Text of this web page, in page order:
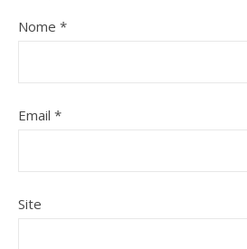
Nome *
Email *
Site